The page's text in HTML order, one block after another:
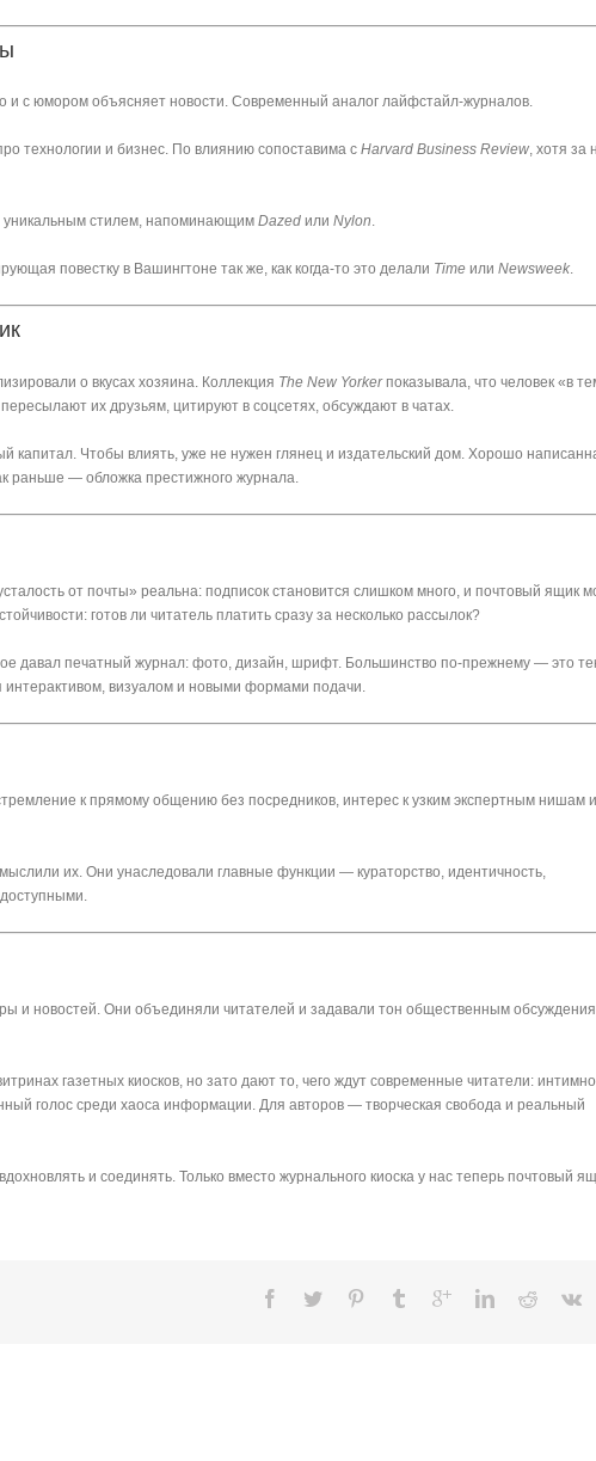
и с юмором объясняет новости. Современный аналог лайфстайл-журналов.
технологии и бизнес. По влиянию сопоставима с Harvard Business Review, хотя за
стилем, напоминающим Dazed или Nylon.
повестку в Вашингтоне так же, как когда-то это делали Time или Newsweek.
о вкусах хозяина. Коллекция The New Yorkerпоказывала, что человек «в
их друзьям, цитируют в соцсетях, обсуждают в чатах.
капитал. Чтобы влиять, уже не нужен глянец и издательский дом. Хорошо
раньше — обложка престижного журнала.
от почты» реальна: подписок становится слишком много, и почтовый ящик
готов ли читатель платить сразу за несколько рассылок?
давал печатный журнал: фото, дизайн, шрифт. Большинство по-прежнему — это
визуалом и новыми формами подачи.
к прямому общению без посредников, интерес к узким экспертным нишам и
их. Они унаследовали главные функции — кураторство, идентичность,
и новостей. Они объединяли читателей и задавали тон общественным
газетных киосков, но зато дают то, чего ждут современные читатели:
голос среди хаоса информации. Для авторов — творческая свобода и реальный
и соединять. Только вместо журнального киоска у нас теперь почтовый